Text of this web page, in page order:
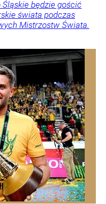
będzie gościć
świata podczas
Mistrzostw Świata.